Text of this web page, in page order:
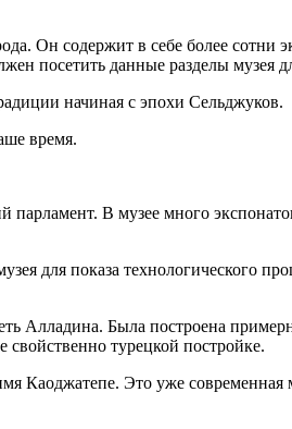
Он содержит в себе более сотни
посетить данные разделы музея
начиная с эпохи Сельджуков.
время.
парламент. В музее много
для показа технологического
Алладина. Была построена
турецкой постройке.
Каоджатепе. Это уже современная